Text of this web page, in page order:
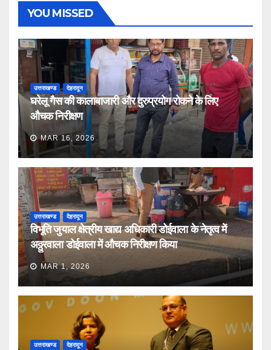
YOU MISSED
उत्तराखण्ड देहरादून
घरेलू गैस की कालाबाजारी और दुरुप्रयोग रोकने के लिए
औचक निरीक्षण
MAR 16, 2026
उत्तराखण्ड देहरादून
विभूति जुयाल क्षेत्रीय खाद्य अधिकारी डोईवाला के नेतृत्व में
अठ्ठुरवाला डोईवाला में औचक निरीक्षण किया
MAR 1, 2026
उत्तराखण्ड देहरादून